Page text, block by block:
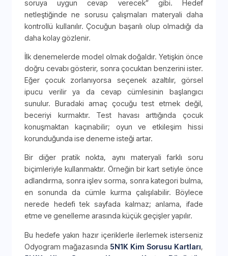
soruya uygun cevap verecek” gibi. Hedef
netleştiğinde ne sorusu çalışmaları materyali daha
kontrollü kullanılır. Çocuğun başarılı olup olmadığı da
daha kolay gözlenir.
İlk denemelerde model olmak doğaldır. Yetişkin önce
doğru cevabı gösterir, sonra çocuktan benzerini ister.
Eğer çocuk zorlanıyorsa seçenek azaltılır, görsel
ipucu verilir ya da cevap cümlesinin başlangıcı
sunulur. Buradaki amaç çocuğu test etmek değil,
beceriyi kurmaktır. Test havası arttığında çocuk
konuşmaktan kaçınabilir; oyun ve etkileşim hissi
korunduğunda ise deneme isteği artar.
Bir diğer pratik nokta, aynı materyali farklı soru
biçimleriyle kullanmaktır. Örneğin bir kart setiyle önce
adlandırma, sonra işlev sorma, sonra kategori bulma,
en sonunda da cümle kurma çalışılabilir. Böylece
nerede hedefi tek sayfada kalmaz; anlama, ifade
etme ve genelleme arasında küçük geçişler yapılır.
Bu hedefe yakın hazır içeriklerle ilerlemek isterseniz
Odyogram mağazasında 5N1K Kim Sorusu Kartları,